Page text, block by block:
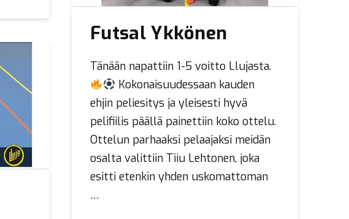
Futsal Ykkönen
Tänään napattiin 1-5 voitto Llujasta.
Kokonaisuudessaan kauden
ehjin peliesitys ja yleisesti hyvä
pelifiilis päällä painettiin koko ottelu.
Ottelun parhaaksi pelaajaksi meidän
osalta valittiin Tiiu Lehtonen, joka
esitti etenkin yhden uskomattoman
…